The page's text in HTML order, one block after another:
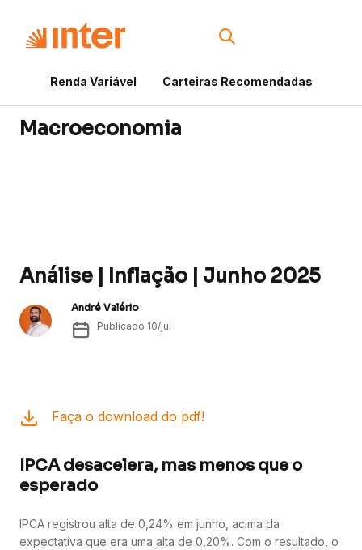
Renda Variável Carteiras Recomendadas
Macroeconomia
Análise | Inflação | Junho 2025
André Valério
Publicado 10/jul
Faça o download do pdf!
IPCA desacelera, mas menos que o
esperado
IPCA registrou alta de 0,24% em junho, acima da
expectativa que era uma alta de 0,20%. Com o resultado, o